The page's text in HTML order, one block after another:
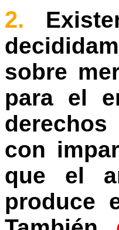
2.
sobre
para el
con
que el
produce